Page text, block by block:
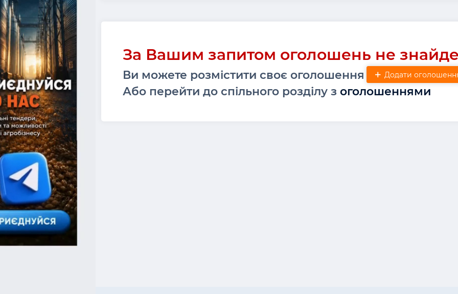
За Вашим запитом оголошень не
Ви можете розмістити своє оголошення Додати
Або перейти до спільного розділу з оголошеннями